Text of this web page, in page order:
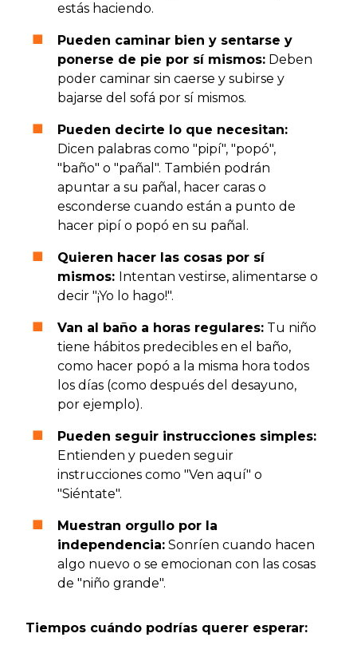
estás haciendo.
Pueden caminar bien y sentarse y
ponerse de pie por sí mismos: Deben
poder caminar sin caerse y subirse y
bajarse del sofá por sí mismos.
Pueden decirte lo que necesitan:
Dicen palabras como "pipí", "popó",
"baño" o "pañal". También podrán
apuntar a su pañal, hacer caras o
esconderse cuando están a punto de
hacer pipí o popó en su pañal.
Quieren hacer las cosas por sí
mismos: Intentan vestirse, alimentarse o
decir "¡Yo lo hago!".
Van al baño a horas regulares: Tu niño
tiene hábitos predecibles en el baño,
como hacer popó a la misma hora todos
los días (como después del desayuno,
por ejemplo).
Pueden seguir instrucciones simples:
Entienden y pueden seguir
instrucciones como "Ven aquí" o
"Siéntate".
Muestran orgullo por la
independencia: Sonríen cuando hacen
algo nuevo o se emocionan con las cosas
de "niño grande".
Tiempos cuándo podrías querer esperar: